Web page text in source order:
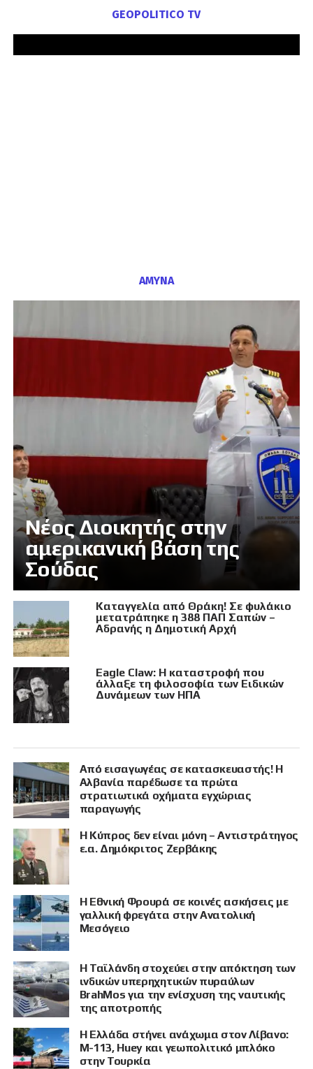
GEOPOLITICO TV
ΑΜΥΝΑ
Νέος Διοικητής στην
αμερικανική βάση της
Σούδας
Καταγγελία από Θράκη! Σε φυλάκιο
μετατράπηκε η 388 ΠΑΠ Σαπών –
Αδρανής η Δημοτική Αρχή
Eagle Claw: Η καταστροφή που
άλλαξε τη φιλοσοφία των Ειδικών
Δυνάμεων των ΗΠΑ
Από εισαγωγέας σε κατασκευαστής! Η
Αλβανία παρέδωσε τα πρώτα
στρατιωτικά οχήματα εγχώριας
παραγωγής
Η Κύπρος δεν είναι μόνη – Αντιστράτηγος
ε.α. Δημόκριτος Ζερβάκης
Η Εθνική Φρουρά σε κοινές ασκήσεις με
γαλλική φρεγάτα στην Ανατολική
Μεσόγειο
Η Ταϊλάνδη στοχεύει στην απόκτηση των
ινδικών υπερηχητικών πυραύλων
BrahMos για την ενίσχυση της ναυτικής
της αποτροπής
Η Ελλάδα στήνει ανάχωμα στον Λίβανο:
M-113, Huey και γεωπολιτικό μπλόκο
στην Τουρκία